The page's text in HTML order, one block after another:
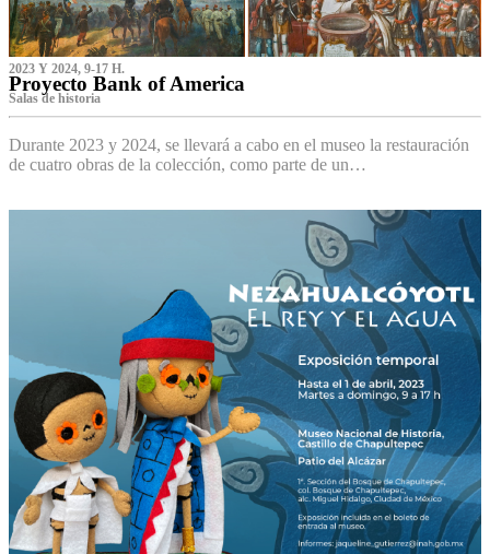
2023 Y 2024, 9-17 H.
Proyecto Bank of America
S‌alas de historia
Durante 2023 y 2024, se llevará a cabo en el museo la restauración
de cuatro obras de la colección, como parte de un…